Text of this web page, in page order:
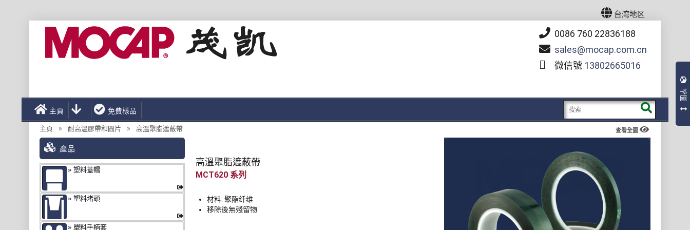
台湾地区
0086 760 22836188
sales
mocap.com.cn
微信號 13802665016
主頁 免費樣品
主頁 » 耐高溫膠帶和圓片 » 高溫聚脂遮蔽帶
高溫聚脂遮蔽帶
MCT620
查看全圖
材料: 聚酯纤维
移除後無殘留物
產品
塑料蓋帽
塑料堵頭
塑料手柄套
圖表